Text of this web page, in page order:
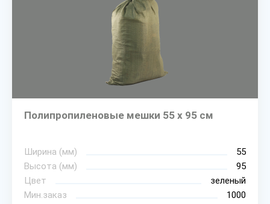
Полипропиленовые мешки 55 х 95 см
Ширина (мм)
55
Высота (мм)
95
Цвет
зеленый
Мин.заказ
1000